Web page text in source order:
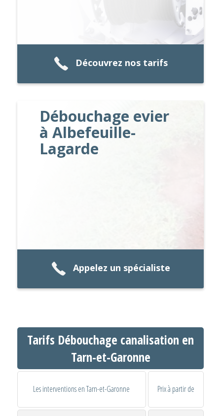
Découvrez nos tarifs
Débouchage evier
à Albefeuille-
Lagarde
Appelez un spécialiste
Tarifs Débouchage canalisation en
Tarn-et-Garonne
Les interventions en Tarn-et-Garonne Prix à partir de